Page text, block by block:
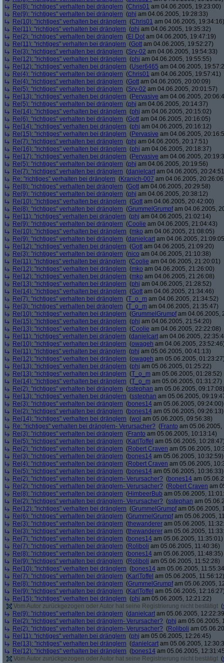
Re(8): "richtiges" verhalten bei dränglern (Chris01 am 04.06.2005, 19:23:00)
Re(9): "richtiges" verhalten bei dränglern (phj am 04.06.2005, 19:28:33)
Re(10): "richtiges" verhalten bei dränglern (Chris01 am 04.06.2005, 19:34:16)
Re(11): "richtiges" verhalten bei dränglern (phj am 04.06.2005, 19:35:32)
Re(2): "richtiges" verhalten bei dränglern (El Dot am 04.06.2005, 19:47:19)
Re(11): "richtiges" verhalten bei dränglern (Gott am 04.06.2005, 19:52:27)
Re(3): "richtiges" verhalten bei dränglern (Srv-02 am 04.06.2005, 19:54:33)
Re(12): "richtiges" verhalten bei dränglern (phj am 04.06.2005, 19:55:55)
Re(12): "richtiges" verhalten bei dränglern (User6465 am 04.06.2005,
Re(4): "richtiges" verhalten bei dränglern (Chris01 am 04.06.2005, 19:57:41)
Re(4): "richtiges" verhalten bei dränglern (Gott am 04.06.2005, 20:00:09)
Re(5): "richtiges" verhalten bei dränglern (Srv-02 am 04.06.2005, 20:01:57)
Re(13): "richtiges" verhalten bei dränglern (Pervasive am 04.06.2005,
Re(5): "richtiges" verhalten bei dränglern (phj am 04.06.2005, 20:14:37)
Re(14): "richtiges" verhalten bei dränglern (phj am 04.06.2005, 20:15:02)
Re(6): "richtiges" verhalten bei dränglern (Gott am 04.06.2005, 20:16:05)
Re(14): "richtiges" verhalten bei dränglern (phj am 04.06.2005, 20:16:12)
Re(15): "richtiges" verhalten bei dränglern (Pervasive am 04.06.2005,
Re(7): "richtiges" verhalten bei dränglern (phj am 04.06.2005, 20:17:51)
Re(16): "richtiges" verhalten bei dränglern (phj am 04.06.2005, 20:18:37)
Re(17): "richtiges" verhalten bei dränglern (Pervasive am 04.06.2005,
Re(5): "richtiges" verhalten bei dränglern (phj am 04.06.2005, 20:19:56)
Re(7): "richtiges" verhalten bei dränglern (danielcart am 04.06.2005,
Re: "richtiges" verhalten bei dränglern (Kranich-007 am 04.06.2005,
Re(8): "richtiges" verhalten bei dränglern (Gott am 04.06.2005, 20:29:58)
Re(9): "richtiges" verhalten bei dränglern (phj am 04.06.2005, 20:38:12)
Re(10): "richtiges" verhalten bei dränglern (Gott am 04.06.2005, 20:42:00)
Re(8): "richtiges" verhalten bei dränglern (GrummelGrumpfam 04.06.2005,
Re(11): "richtiges" verhalten bei dränglern (phj am 04.06.2005, 21:02:14)
Re(9): "richtiges" verhalten bei dränglern (Coolie am 04.06.2005, 21:04:43)
Re(10): "richtiges" verhalten bei dränglern (mko am 04.06.2005, 21:08:05)
Re(9): "richtiges" verhalten bei dränglern (danielcart am 04.06.2005,
Re(12): "richtiges" verhalten bei dränglern (Gott am 04.06.2005, 21:09:20)
Re(3): "richtiges" verhalten bei dränglern (nico am 04.06.2005, 21:10:38)
Re(11): "richtiges" verhalten bei dränglern (Coolie am 04.06.2005, 21:20:01)
Re(12): "richtiges" verhalten bei dränglern (mko am 04.06.2005, 21:26:00)
Re(12): "richtiges" verhalten bei dränglern (mko am 04.06.2005, 21:26:08)
Re(13): "richtiges" verhalten bei dränglern (phj am 04.06.2005, 21:28:52)
Re(14): "richtiges" verhalten bei dränglern (Gott am 04.06.2005, 21:34:46)
Re(7): "richtiges" verhalten bei dränglern (T_o_m am 04.06.2005, 21:34:52)
Re(3): "richtiges" verhalten bei dränglern (T_o_m am 04.06.2005, 21:35:47)
Re(10): "richtiges" verhalten bei dränglern (GrummelGrumpfam 04.06.2005,
Re(15): "richtiges" verhalten bei dränglern (phj am 04.06.2005, 21:54:20)
Re(13): "richtiges" verhalten bei dränglern (Coolie am 04.06.2005, 22:22:08)
Re(11): "richtiges" verhalten bei dränglern (danielcart am 04.06.2005,
Re(10): "richtiges" verhalten bei dränglern (owageh am 04.06.2005,
Re(11): "richtiges" verhalten bei dränglern (phj am 05.06.2005, 00:41:13)
Re(12): "richtiges" verhalten bei dränglern (owageh am 05.06.2005,
Re(13): "richtiges" verhalten bei dränglern (phj am 05.06.2005, 01:25:22)
Re(13): "richtiges" verhalten bei dränglern (T_o_m am 05.06.2005, 01:28:52)
Re(14): "richtiges" verhalten bei dränglern (T_o_m am 05.06.2005, 01:31:27)
Re(2): "richtiges" verhalten bei dränglern (sstephan am 05.06.2005, 09:17:08)
Re(13): "richtiges" verhalten bei dränglern (sstephan am 05.06.2005,
Re(3): "richtiges" verhalten bei dränglern (bones14 am 05.06.2005, 09:24:00)
Re(2): "richtiges" verhalten bei dränglern (bones14 am 05.06.2005, 09:26:13)
Re(14): "richtiges" verhalten bei dränglern (wol am 05.06.2005, 09:56:38)
Re: "richtiges" verhalten bei dränglern- Verursacher? (Franto am 05.06.2005,
Re(3): "richtiges" verhalten bei dränglern (Franto am 05.06.2005, 10:13:14)
Re(5): "richtiges" verhalten bei dränglern (KarlToffel am 05.06.2005,
Re(2): "richtiges" verhalten bei dränglern (Robert Craven am 05.06.2005,
Re(3): "richtiges" verhalten bei dränglern (bones14 am 05.06.2005, 10:32:59)
Re(4): "richtiges" verhalten bei dränglern (Robert Craven am 05.06.2005,
Re(5): "richtiges" verhalten bei dränglern (bones14 am 05.06.2005, 10:36:33)
Re(2): "richtiges" verhalten bei dränglern- Verursacher? (bones14 am
Re(2): "richtiges" verhalten bei dränglern- Verursacher? (Robert Craven am
Re(8): "richtiges" verhalten bei dränglern (HimbeerBub am 05.06.2005,
Re(2): "richtiges" verhalten bei dränglern- Verursacher? (sstephan am
Re(12): "richtiges" verhalten bei dränglern (GrummelGrumpfam 05.06.2005,
Re(6): "richtiges" verhalten bei dränglern (GrummelGrumpfam 05.06.2005,
Re(3): "richtiges" verhalten bei dränglern (thewanderer am 05.06.2005,
Re(3): "richtiges" verhalten bei dränglern (thewanderer am 05.06.2005,
Re(7): "richtiges" verhalten bei dränglern (bones14 am 05.06.2005, 11:35:01)
Re(7): "richtiges" verhalten bei dränglern (Roliboli am 05.06.2005, 11:40:36)
Re(8): "richtiges" verhalten bei dränglern (bones14 am 05.06.2005, 11:48:35)
Re(9): "richtiges" verhalten bei dränglern (Roliboli am 05.06.2005, 11:52:28)
Re(10): "richtiges" verhalten bei dränglern (bones14 am 05.06.2005,
Re(7): "richtiges" verhalten bei dränglern (KarlToffel am 05.06.2005, 11:56:12)
Re(8): "richtiges" verhalten bei dränglern (GrummelGrumpfam 05.06.2005,
Re(9): "richtiges" verhalten bei dränglern (KarlToffel am 05.06.2005,
Re(15): "richtiges" verhalten bei dränglern (phj am 05.06.2005, 12:21:22)
Vom Autor zurückgezogen oder Autor hat seine Registrierung nicht bestätigt (
Re(9): "richtiges" verhalten bei dränglern (danielcart am 05.06.2005,
Re(2): "richtiges" verhalten bei dränglern- Verursacher? (phj am 05.06.2005,
Re(2): "richtiges" verhalten bei dränglern- Verursacher? (Roliboli am
Re(11): "richtiges" verhalten bei dränglern (phj am 05.06.2005, 12:26:45)
Re(13): "richtiges" verhalten bei dränglern (danielcart am 05.06.2005,
Re(12): "richtiges" verhalten bei dränglern (bones14 am 05.06.2005,
Vom Autor zurückgezogen oder Autor hat seine Registrierung nicht bestätigt (